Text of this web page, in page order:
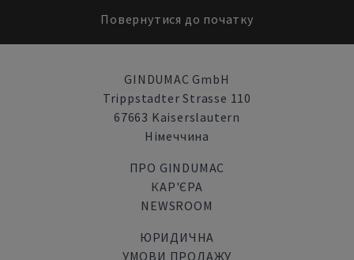
Повернутися до початку
GINDUMAC GmbH
Trippstadter Strasse 110
67663 Kaiserslautern
Німеччина
ПРО GINDUMAC
КАР'ЄРА
NEWSROOM
ЮРИДИЧНА
УМОВИ ПРОДАЖУ